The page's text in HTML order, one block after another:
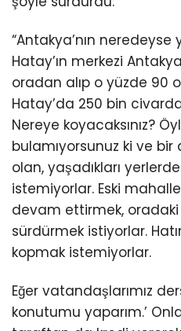
“Antakya’nın neredeyse
Hatay’ın merkezi
oradan alıp o yüzde 90
Hatay’da 250 bin
Nereye koyacaksınız?
bulamıyorsunuz ki ve bir
olan, yaşadıkları
istemiyorlar. Eski
devam ettirmek, oradaki
sürdürmek istiyorlar.
kopmak istemiyorlar.
Eğer vatandaşlarımız
konutumu yaparım.’